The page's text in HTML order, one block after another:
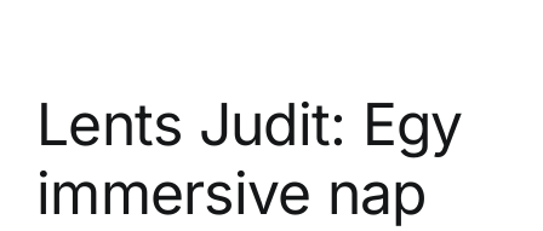
Lents Judit: Egy
immersive nap